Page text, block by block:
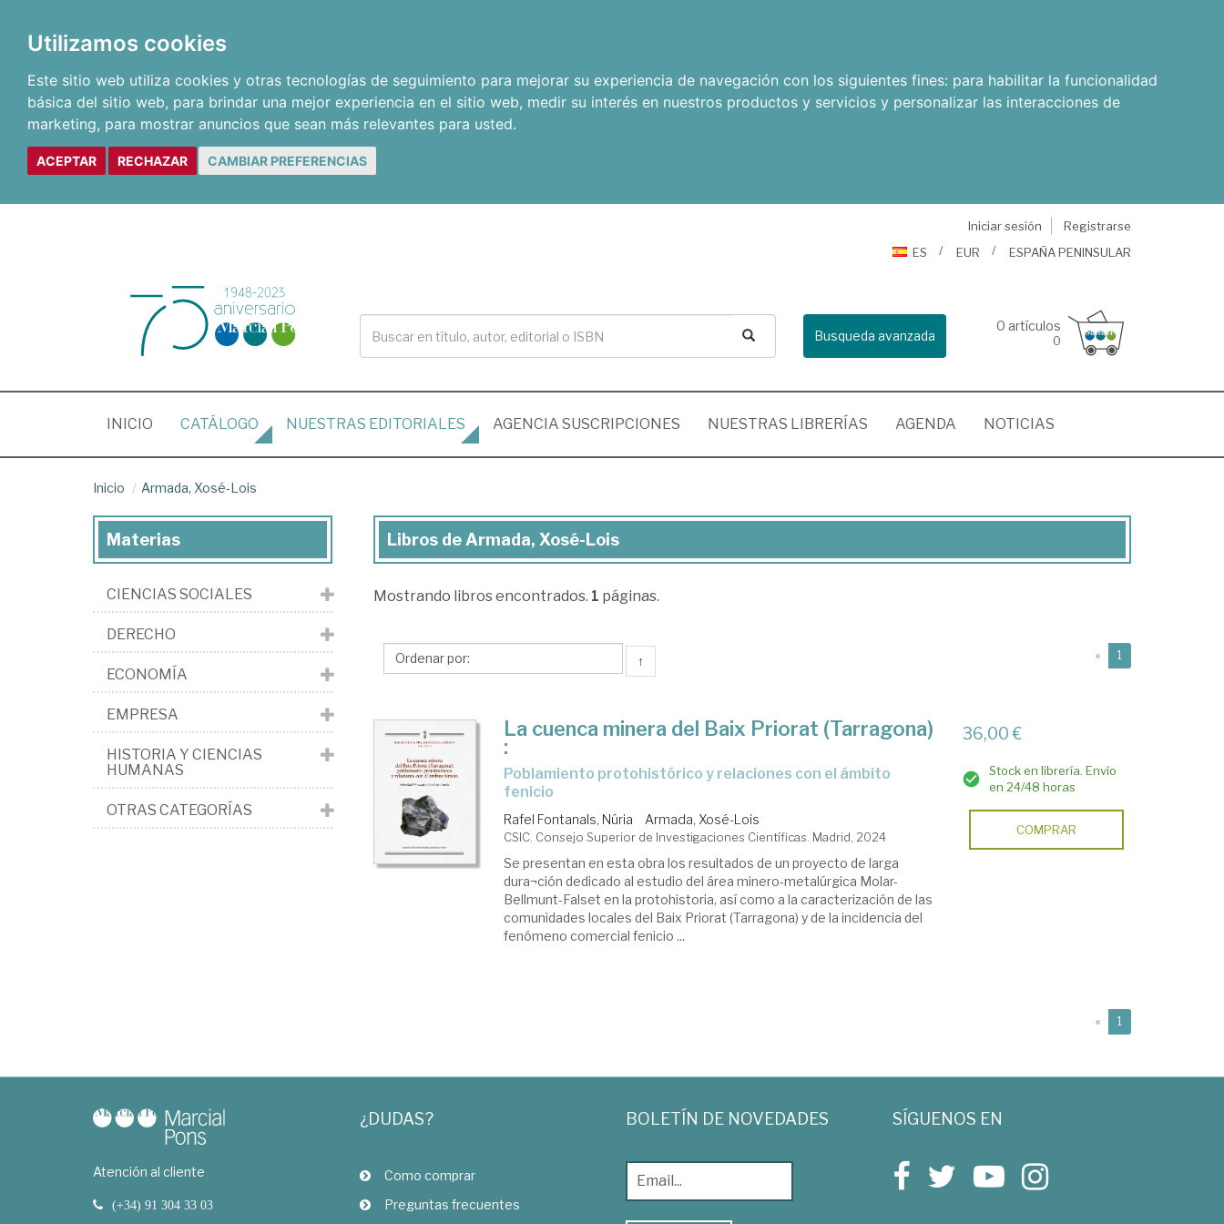
Utilizamos cookies
Este sitio web utiliza cookies y otras tecnologías de seguimiento para mejorar su experiencia de navegación con los siguientes fines: para habilitar la funcionalidad
básica del sitio web, para brindar una mejor experiencia en el sitio web, medir su interés en nuestros productos y servicios y personalizar las interacciones de
marketing, para mostrar anuncios que sean más relevantes para usted.
ACEPTAR RECHAZAR CAMBIAR PREFERENCIAS
Iniciar sesión
Registrarse
ES
EUR ESPAÑA PENINSULAR
Busqueda avanzada
0 artículos
0
INICIO (CURRENT)
CATÁLOGO NUESTRAS EDITORIALES AGENCIA SUSCRIPCIONES NUESTRAS LIBRERÍAS AGENDA NOTICIAS
Inicio Armada, Xosé-Lois
Libros
Armada,
Lois
Libros de Armada, Xosé-Lois
Mostrando libros encontrados. 1 páginas.
↑ « 1
La cuenca minera del Baix Priorat (Tarragona)
:
poblamiento protohistórico y relaciones con el ámbito
fenicio
Rafel Fontanals, Núria Armada, Xosé-Lois
CSIC. Consejo Superior de Investigaciones Científicas. Madrid, 2024
Se presentan en esta obra los resultados de un proyecto de larga
dura¬ción dedicado al estudio del área minero-metalúrgica Molar-
Bellmunt-Falset en la protohistoria, así como a la caracterización de las
comunidades locales del Baix Priorat (Tarragona) y de la incidencia del
fenómeno comercial fenicio ...
36,00 €
Stock en librería. Envío
en 24/48 horas
COMPRAR
« 1
Materias
CIENCIAS SOCIALES
DERECHO
ECONOMÍA
EMPRESA
HISTORIA Y CIENCIAS
HUMANAS
OTRAS CATEGORÍAS
Atención al cliente
(+34) 91 304 33 03
¿DUDAS?
Como comprar
Preguntas frecuentes
BOLETÍN DE NOVEDADES SÍGUENOS EN